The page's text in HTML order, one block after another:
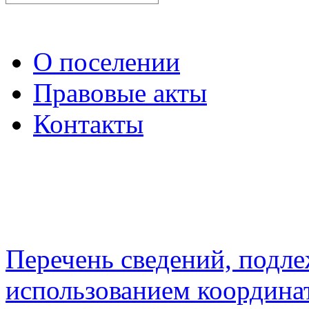
О поселении
Правовые акты
Контакты
Перечень сведений,
использованием